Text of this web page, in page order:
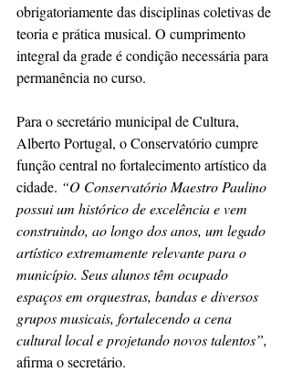
obrigatoriamente das disciplinas coletivas de
teoria e prática musical. O cumprimento
integral da grade é condição necessária para
permanência no curso.
Para o secretário municipal de Cultura,
Alberto Portugal, o Conservatório cumpre
função central no fortalecimento artístico da
cidade. “O Conservatório Maestro Paulino
possui um histórico de excelência e vem
construindo, ao longo dos anos, um legado
artístico extremamente relevante para o
município. Seus alunos têm ocupado
espaços em orquestras, bandas e diversos
grupos musicais, fortalecendo a cena
cultural local e projetando novos talentos”,
afirma o secretário.